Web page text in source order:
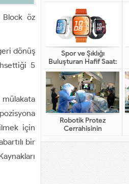
Block öz
dönüş
5
için
bir
Spor ve Şıklığı
Buluşturan Hafif Saat:
HUAWEI WATCH FIT 5
Pro
Robotik Protez
Cerrahisinin
Geleneksel Cerrahiden
Farkı Nedir?